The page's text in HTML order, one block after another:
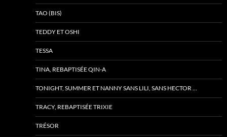
TAO (BIS)
TEDDY ET OSHI
TESSA
TINA, REBAPTISÉE QIN-A
TONIGHT, SUMMER ET NANNY SANS LILI, SANS HECTOR …
TRACY, REBAPTISÉE TRIXIE
TRÉSOR